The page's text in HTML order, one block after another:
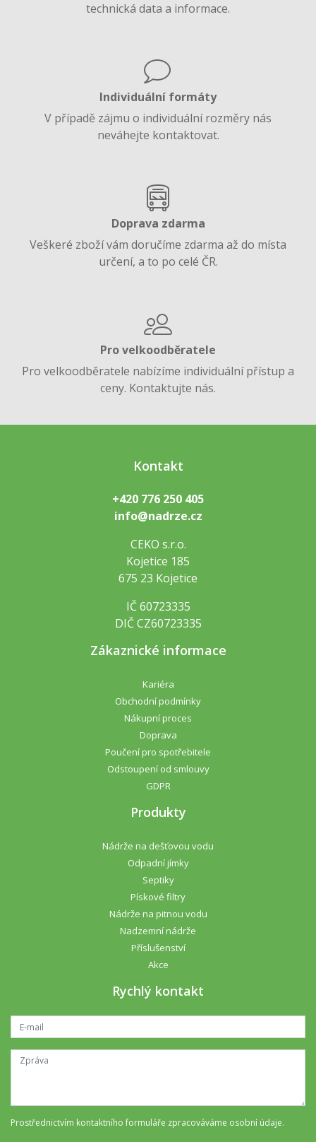
technická data a informace.
Individuální formáty
V případě zájmu o individuální rozměry nás
neváhejte kontaktovat.
Doprava zdarma
Veškeré zboží vám doručíme zdarma až do místa
určení, a to po celé ČR.
Pro velkoodběratele
Pro velkoodběratele nabízíme individuální přístup a
ceny. Kontaktujte nás.
Kontakt
+420 776 250 405
info@nadrze.cz
CEKO s.r.o.
Kojetice 185
675 23 Kojetice
IČ 60723335
DIČ CZ60723335
Zákaznické informace
Kariéra
Obchodní podmínky
Nákupní proces
Doprava
Poučení pro spotřebitele
Odstoupení od smlouvy
GDPR
Produkty
Nádrže na dešťovou vodu
Odpadní jímky
Septiky
Pískové filtry
Nádrže na pitnou vodu
Nadzemní nádrže
Příslušenství
Akce
Rychlý kontakt
Prostřednictvím kontaktního formuláře zpracováváme osobní údaje.